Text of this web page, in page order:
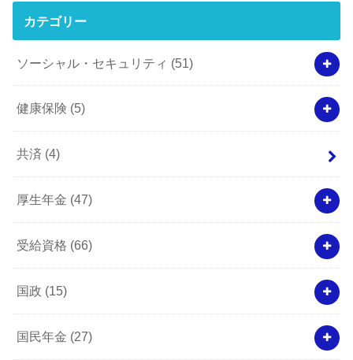
カテゴリー
ソーシャル・セキュリティ (51)
健康保険 (5)
共済 (4)
厚生年金 (47)
受給資格 (66)
国政 (15)
国民年金 (27)